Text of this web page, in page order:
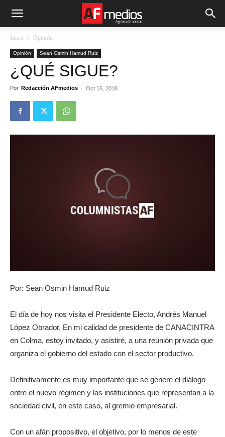
Inicio Opinión
Opinión Sean Osmin Hamud Ruiz
¿QUÉ SIGUE?
Por Redacción AFmedios - Oct 15, 2018
Por: Sean Osmin Hamud Ruiz
El día de hoy nos visita el Presidente Electo, Andrés Manuel
López Obrador. En mi calidad de presidente de CANACINTRA
en Colma, estoy invitado, y asistiré, a una reunión privada que
organiza el gobierno del estado con el sector productivo.
Definitivamente es muy importante que se genere el diálogo
entre el nuevo régimen y las instituciones que representan a la
sociedad civil, en este caso, al gremio empresarial.
Con un afán propositivo, el objetivo, por lo menos de este